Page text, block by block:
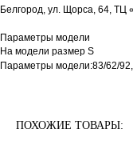
Белгород, ул. Щорса, 64,
Параметры модели
На модели размер S
Параметры модели:83/62/
ПОХОЖИЕ ТОВАРЫ: